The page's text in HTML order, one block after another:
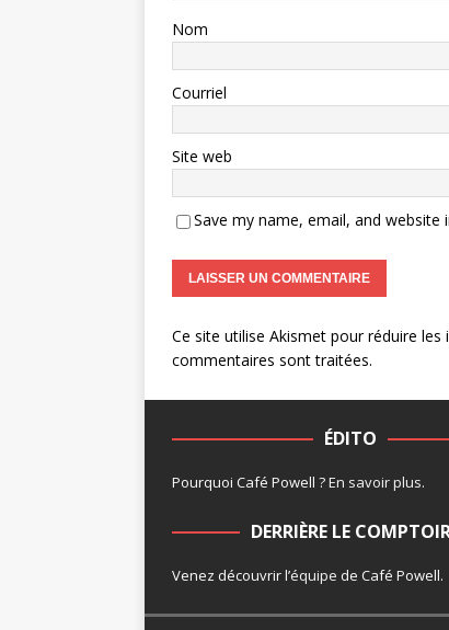
Nom
Courriel
Site web
Save my name, email, and
Ce site utilise Akismet pour réduire les
commentaires sont traitées.
ÉDITO
Pourquoi Café Powell ?En savoir plus.
DERRIÈRE LE
Venez découvrir l’équipe de Café Powell.